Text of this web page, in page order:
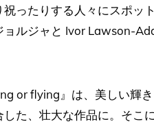
ったりする人々にスポッ
ルジャと Ivor Lawson-
or flying』は、美しい輝
た、壮大な作品に。そこ